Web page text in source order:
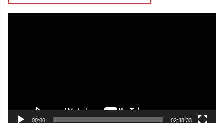
00:00 02:38:33